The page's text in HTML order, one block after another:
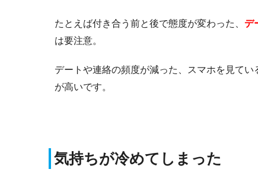
たとえば付き合う前と後で態度が変わった、 デ
は要注意。
デートや連絡の頻度が減った、スマホを見て
が高いです。
気持ちが冷めてしまった